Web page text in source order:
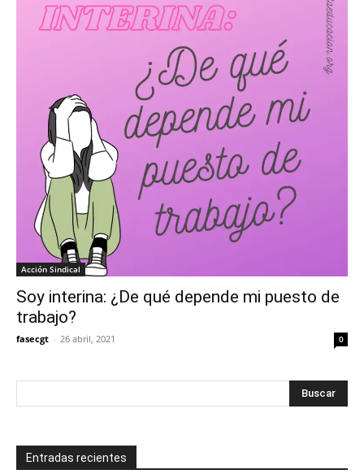
Acción Sindical
Soy interina: ¿De qué depende mi puesto de
trabajo?
fasecgt - 26 abril, 2021 0
Entradas recientes